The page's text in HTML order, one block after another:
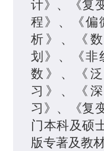
计》、《复
程》、《偏
析》、《
划》、《非
数》、《
习》、《
习》、《复
门本科及硕
版专著及教